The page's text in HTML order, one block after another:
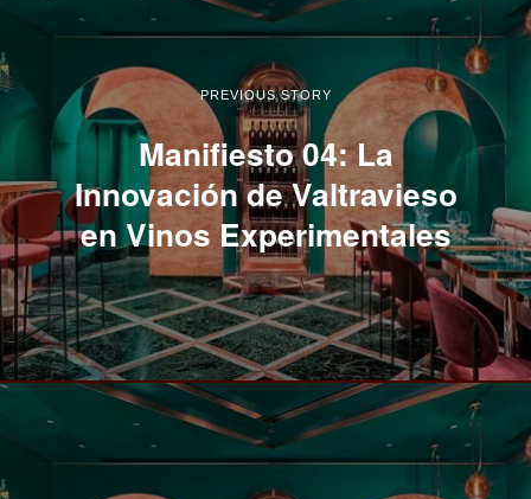
PREVIOUS STORY
Manifiesto 04: La
Innovación de Valtravieso
en Vinos Experimentales